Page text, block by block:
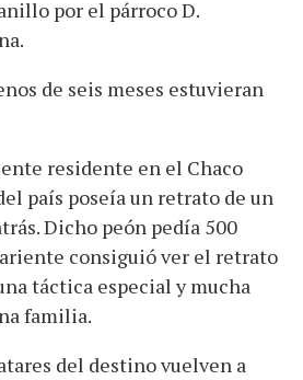
por el párroco D.
de seis meses estuvieran
residente en el Chaco
país poseía un retrato de un
Dicho peón pedía 500
consiguió ver el retrato
táctica especial y mucha
familia.
del destino vuelven a